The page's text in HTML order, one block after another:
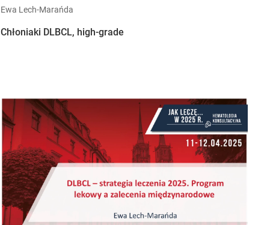
Ewa Lech-Marańda
Chłoniaki DLBCL, high-grade